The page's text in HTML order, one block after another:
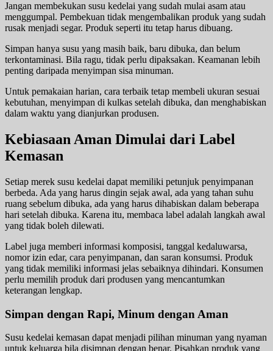
Jangan membekukan susu kedelai yang sudah mulai asam atau
menggumpal. Pembekuan tidak mengembalikan produk yang sudah
rusak menjadi segar. Produk seperti itu tetap harus dibuang.
Simpan hanya susu yang masih baik, baru dibuka, dan belum
terkontaminasi. Bila ragu, tidak perlu dipaksakan. Keamanan lebih
penting daripada menyimpan sisa minuman.
Untuk pemakaian harian, cara terbaik tetap membeli ukuran sesuai
kebutuhan, menyimpan di kulkas setelah dibuka, dan menghabiskan
dalam waktu yang dianjurkan produsen.
Kebiasaan Aman Dimulai dari Label
Kemasan
Setiap merek susu kedelai dapat memiliki petunjuk penyimpanan
berbeda. Ada yang harus dingin sejak awal, ada yang tahan suhu
ruang sebelum dibuka, ada yang harus dihabiskan dalam beberapa
hari setelah dibuka. Karena itu, membaca label adalah langkah awal
yang tidak boleh dilewati.
Label juga memberi informasi komposisi, tanggal kedaluwarsa,
nomor izin edar, cara penyimpanan, dan saran konsumsi. Produk
yang tidak memiliki informasi jelas sebaiknya dihindari. Konsumen
perlu memilih produk dari produsen yang mencantumkan
keterangan lengkap.
Simpan dengan Rapi, Minum dengan Aman
Susu kedelai kemasan dapat menjadi pilihan minuman yang nyaman
untuk keluarga bila disimpan dengan benar. Pisahkan produk yang